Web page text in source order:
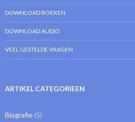
DOWNLOAD BOEKEN
DOWNLOAD AUDIO
VEEL GESTELDE VRAGEN
ARTIKEL CATEGORIEEN
Biografie (5)